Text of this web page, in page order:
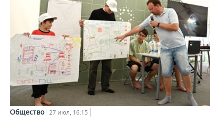
Общество 27 июл, 16:15